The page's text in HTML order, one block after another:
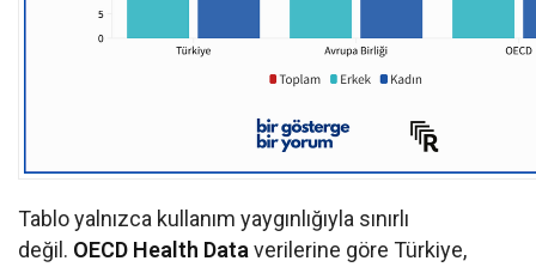
Tablo yalnızca kullanım yaygınlığıyla sınırlı
değil. OECD Health Data verilerine göre Türkiye,